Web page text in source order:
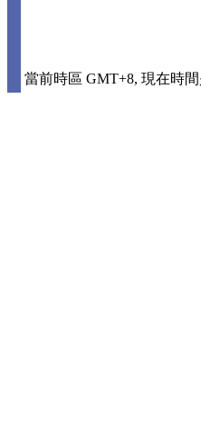
當前時區 GMT+8, 現在時間